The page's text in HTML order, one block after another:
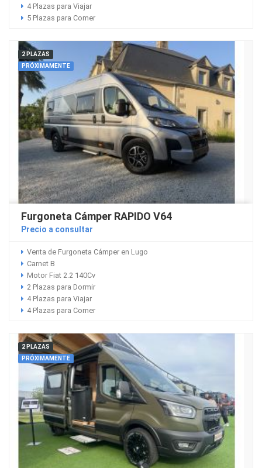
4 Plazas para Viajar
5 Plazas para Comer
2 PLAZAS
PRÓXIMAMENTE
Furgoneta Cámper RAPIDO V64
Precio a consultar
Venta de Furgoneta Cámper en Lugo
Carnet B
Motor Fiat 2.2 140Cv
2 Plazas para Dormir
4 Plazas para Viajar
4 Plazas para Comer
2 PLAZAS
PRÓXIMAMENTE